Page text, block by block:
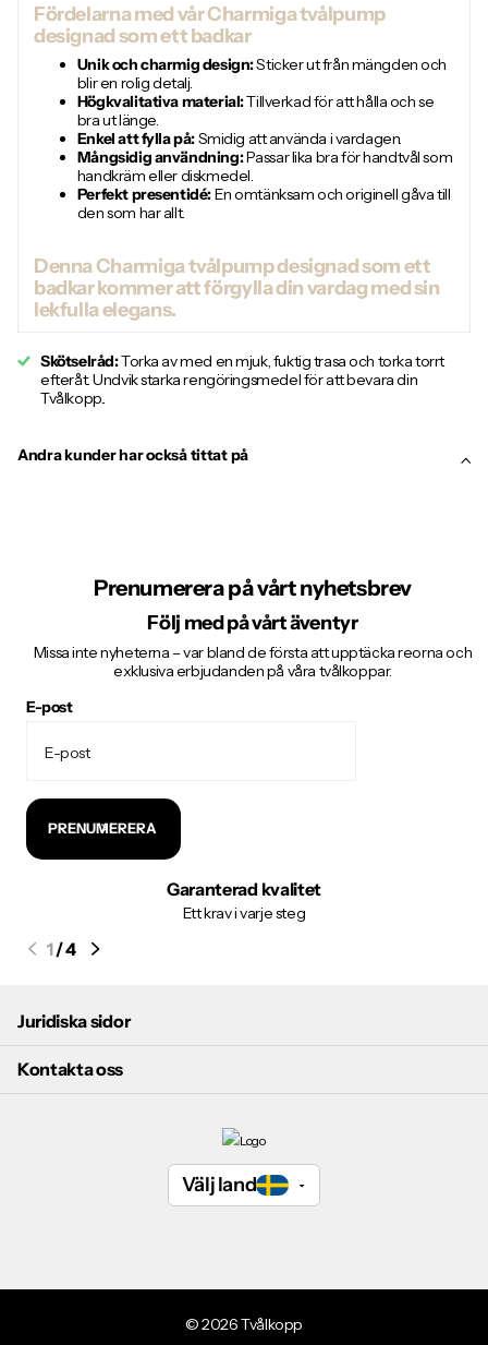
Fördelarna med vår Charmiga tvålpump
designad som ett badkar
Unik och charmig design:Sticker ut från mängden och
blir en rolig detalj.
Högkvalitativa material:Tillverkad för att hålla och se
bra ut länge.
Enkel att fylla på:Smidig att använda i vardagen.
Mångsidig användning:Passar lika bra för handtvål som
handkräm eller diskmedel.
Perfekt presentidé:En omtänksam och originell gåva till
den som har allt.
Denna Charmiga tvålpump designad som ett
badkar kommer att förgylla din vardag med sin
lekfulla elegans.
Skötselråd:Torka av med en mjuk, fuktig trasa och torka torrt
efteråt. Undvik starka rengöringsmedel för att bevara din
Tvålkopp..
Andra kunder har också tittat på
Prenumerera på vårt nyhetsbrev
Följ med på vårt äventyr
Missa inte nyheterna – var bland de första att upptäcka reorna och
exklusiva erbjudanden på våra tvålkoppar.
E-post
PRENUMERERA
Garanterad kvalitet
Ett krav i varje steg
1/4
Juridiska sidor
Kontakta oss
Välj land
©2026Tvålkopp